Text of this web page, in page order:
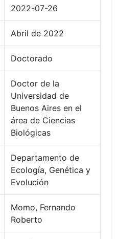
2022-07-26
Abril de 2022
Doctorado
Doctor de la
Universidad de
Buenos Aires en el
área de Ciencias
Biológicas
Departamento de
Ecología, Genética y
Evolución
Momo, Fernando
Roberto